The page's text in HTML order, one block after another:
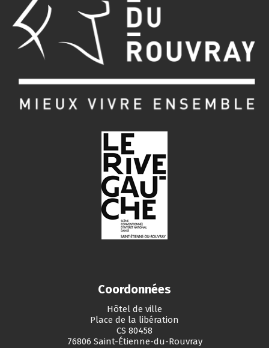
Coordonnées
Hôtel de ville
Place de la libération
CS 80458
76806 Saint-Étienne-du-Rouvray